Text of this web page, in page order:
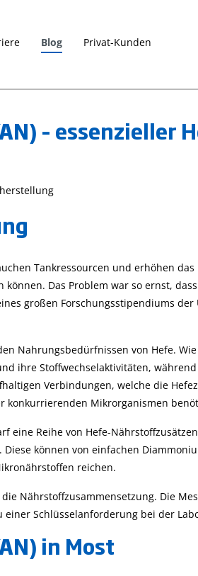
Blog Privat-Kunden
und
fast
Eine praktische
Anwendung für die
beschriebene
Honigsorten
– essenzieller
Tankressourcen und erhöhen
Das Problem war so ernst,
großen Forschungsstipendiums
Nahrungsbedürfnissen von Hefe.
ihre Stoffwechselaktivitäten,
Verbindungen, welche die
konkurrierenden Mikrorganismen
eine Reihe von Hefe-
können von einfachen
reichen.
Nährstoffzusammensetzung. Die
Schlüsselanforderung bei der
in Most